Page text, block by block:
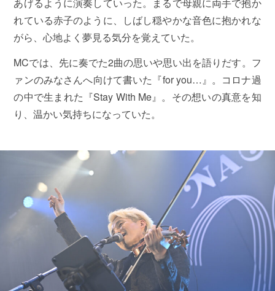
あげるように演奏していった。まるで母親に両手で抱か
れている赤子のように、しばし穏やかな音色に抱かれな
がら、心地よく夢見る気分を覚えていた。
MCでは、先に奏でた2曲の思いや思い出を語りだす。フ
ァンのみなさんへ向けて書いた『for you…』。コロナ過
の中で生まれた『Stay With Me』。その想いの真意を知
り、温かい気持ちになっていた。